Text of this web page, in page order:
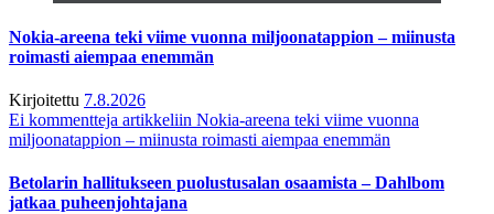
Nokia-areena teki viime vuonna miljoonatappion – miinusta
roimasti aiempaa enemmän
Kirjoitettu 7.8.2026
Ei kommentteja artikkeliin Nokia-areena teki viime vuonna
miljoonatappion – miinusta roimasti aiempaa enemmän
Betolarin hallitukseen puolustusalan osaamista – Dahlbom
jatkaa puheenjohtajana